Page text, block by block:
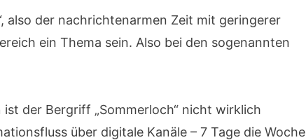
also der nachrichtenarmen Zeit mit geringerer
ein Thema sein. Also bei den sogenannten
ist der Bergriff „Sommerloch“ nicht wirklich
über digitale Kanäle – 7 Tage die Woche